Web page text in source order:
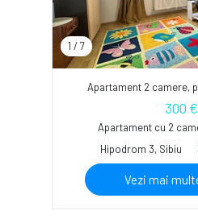
1 / 7
Apartament 2 camere,
300 €
Apartament cu 2
Hipodrom 3, Sibiu
Vezi mai